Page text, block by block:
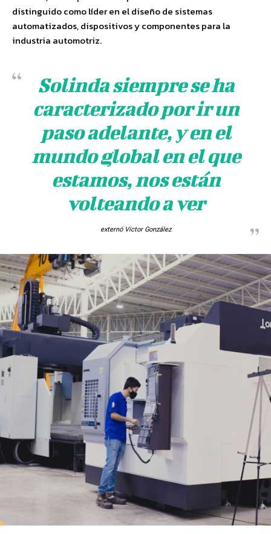
distinguido como líder en el diseño de sistemas
automatizados, dispositivos y componentes para la
industria automotriz.
Solinda siempre se ha
caracterizado por ir un
paso adelante, y en el
mundo global en el que
estamos, nos están
volteando a ver
externó Víctor González